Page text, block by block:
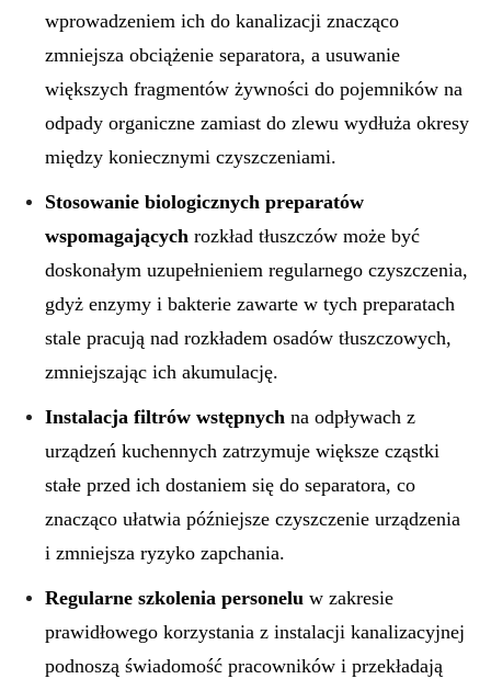
wprowadzeniem ich do kanalizacji znacząco
zmniejsza obciążenie separatora, a usuwanie
większych fragmentów żywności do pojemników na
odpady organiczne zamiast do zlewu wydłuża okresy
między koniecznymi czyszczeniami.
Stosowanie biologicznych preparatów
wspomagających rozkład tłuszczów może być
doskonałym uzupełnieniem regularnego czyszczenia,
gdyż enzymy i bakterie zawarte w tych preparatach
stale pracują nad rozkładem osadów tłuszczowych,
zmniejszając ich akumulację.
Instalacja filtrów wstępnych na odpływach z
urządzeń kuchennych zatrzymuje większe cząstki
stałe przed ich dostaniem się do separatora, co
znacząco ułatwia późniejsze czyszczenie urządzenia
i zmniejsza ryzyko zapchania.
Regularne szkolenia personelu w zakresie
prawidłowego korzystania z instalacji kanalizacyjnej
podnoszą świadomość pracowników i przekładają